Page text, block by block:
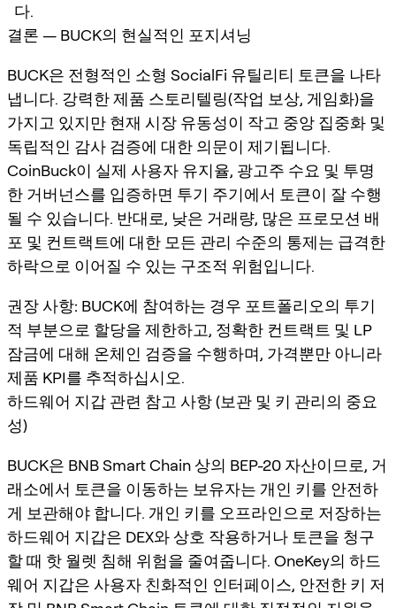
다.
결론 — BUCK의 현실적인 포지셔닝
BUCK은 전형적인 소형 SocialFi 유틸리티 토큰을 나타
냅니다. 강력한 제품 스토리텔링(작업 보상, 게임화)을
가지고 있지만 현재 시장 유동성이 작고 중앙 집중화 및
독립적인 감사 검증에 대한 의문이 제기됩니다.
CoinBuck이 실제 사용자 유지율, 광고주 수요 및 투명
한 거버넌스를 입증하면 투기 주기에서 토큰이 잘 수행
될 수 있습니다. 반대로, 낮은 거래량, 많은 프로모션 배
포 및 컨트랙트에 대한 모든 관리 수준의 통제는 급격한
하락으로 이어질 수 있는 구조적 위험입니다.
권장 사항: BUCK에 참여하는 경우 포트폴리오의 투기
적 부분으로 할당을 제한하고, 정확한 컨트랙트 및 LP
잠금에 대해 온체인 검증을 수행하며, 가격뿐만 아니라
제품 KPI를 추적하십시오.
하드웨어 지갑 관련 참고 사항 (보관 및 키 관리의 중요
성)
BUCK은 BNB Smart Chain 상의 BEP-20 자산이므로, 거
래소에서 토큰을 이동하는 보유자는 개인 키를 안전하
게 보관해야 합니다. 개인 키를 오프라인으로 저장하는
하드웨어 지갑은 DEX와 상호 작용하거나 토큰을 청구
할 때 핫 월렛 침해 위험을 줄여줍니다. OneKey의 하드
웨어 지갑은 사용자 친화적인 인터페이스, 안전한 키 저